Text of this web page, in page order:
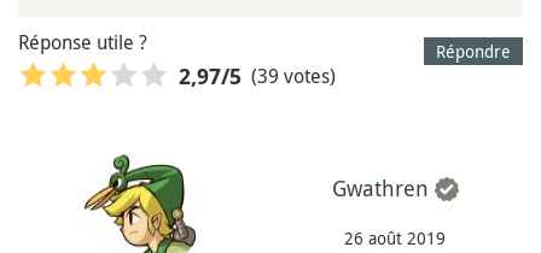
Répondre
Réponse utile ?
2,97/5 (39 votes)
Gwathren
26 août 2019